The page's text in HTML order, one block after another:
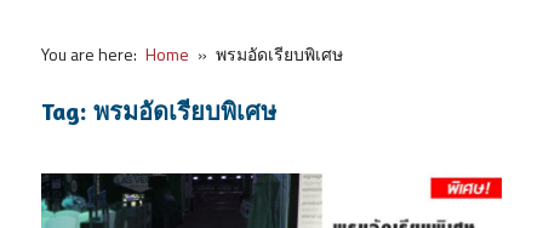
You are here: Home พรมอัดเรียบพิเศษ
Tag: พรมอัดเรียบพิเศษ